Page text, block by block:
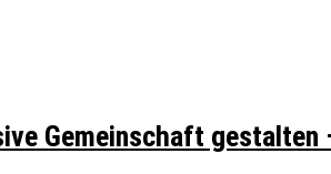
Gemeinschaft gestalten